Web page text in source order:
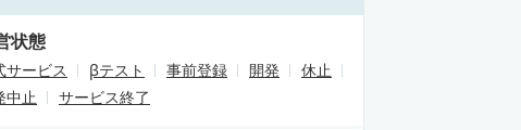
状態
サービス βテスト 事前登録 開発
休止
中止
サービス終了